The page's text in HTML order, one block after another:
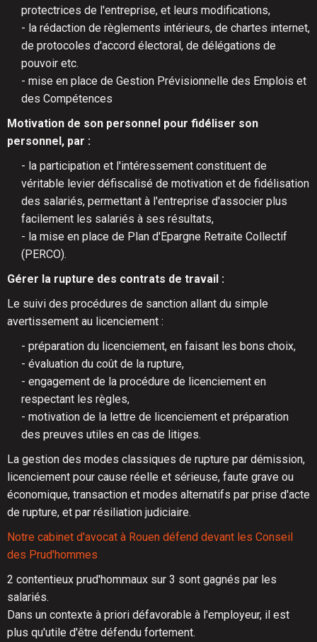
protectrices de l'entreprise, et leurs modifications,
- la rédaction de règlements intérieurs, de chartes internet,
de protocoles d'accord électoral, de délégations de
pouvoir etc.
- mise en place de Gestion Prévisionnelle des Emplois et
des Compétences
Motivation de son personnel pour fidéliser son
personnel, par :
- la participation et l'intéressement constituent de
véritable levier défiscalisé de motivation et de fidélisation
des salariés, permettant à l'entreprise d'associer plus
facilement les salariés à ses résultats,
- la mise en place de Plan d'Epargne Retraite Collectif
(PERCO).
Gérer la rupture des contrats de travail :
Le suivi des procédures de sanction allant du simple
avertissement au licenciement :
- préparation du licenciement, en faisant les bons choix,
- évaluation du coût de la rupture,
- engagement de la procédure de licenciement en
respectant les règles,
- motivation de la lettre de licenciement et préparation
des preuves utiles en cas de litiges.
La gestion des modes classiques de rupture par démission,
licenciement pour cause réelle et sérieuse, faute grave ou
économique, transaction et modes alternatifs par prise d'acte
de rupture, et par résiliation judiciaire.
Notre cabinet d'avocat à Rouen défend devant les Conseil
des Prud'hommes
2 contentieux prud'hommaux sur 3 sont gagnés par les
salariés.
Dans un contexte à priori défavorable à l'employeur, il est
plus qu'utile d'être défendu fortement.